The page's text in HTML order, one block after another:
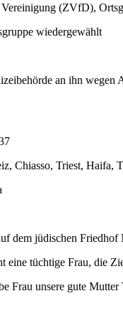
(ZVfD),
wiedergewählt
an ihn wegen
Chiasso, Triest, Haifa,
dem jüdischen
eine tüchtige Frau, die
Frau unsere gute